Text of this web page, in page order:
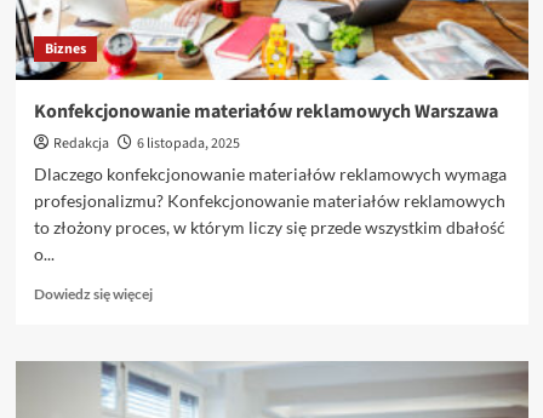
Biznes
Konfekcjonowanie materiałów reklamowych Warszawa
Redakcja
6 listopada, 2025
Dlaczego konfekcjonowanie materiałów reklamowych wymaga
profesjonalizmu? Konfekcjonowanie materiałów reklamowych
to złożony proces, w którym liczy się przede wszystkim dbałość
o...
Dowiedz się więcejDowiedz
o
Konfekcjonowanie
materiałów